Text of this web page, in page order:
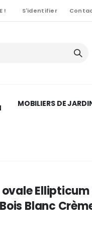
! S'identifier
MOBILIERS DE
Blanc